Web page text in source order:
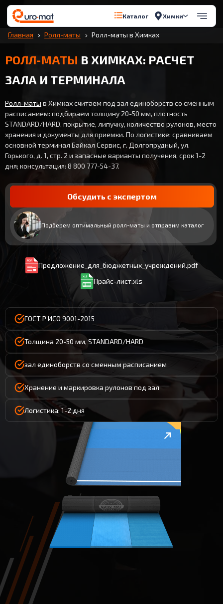
Каталог Химки
Главная Ролл-маты Ролл-маты в Химках
РОЛЛ-МАТЫ В ХИМКАХ: РАСЧЕТ
ЗАЛА И ТЕРМИНАЛА
Ролл-маты в Химках считаем под зал единоборств со сменным
расписанием: подбираем толщину 20-50 мм, плотность
STANDARD/HARD, покрытие, липучку, количество рулонов, место
хранения и документы для приемки. По логистике: сравниваем
основной терминал Байкал Сервис, г. Долгопрудный, ул.
Горького, д. 1, стр. 2 и запасные варианты получения, срок 1-2
дня; консультация: 8 800 777-54-37.
Обсудить с экспертом
Подберем оптимальный ролл-маты и отправим каталог
Предложение_для_бюджетных_учреждений.pdf
Прайс-лист.xls
ГОСТ Р ИСО 9001-2015
Толщина 20-50 мм, STANDARD/HARD
зал единоборств со сменным расписанием
Хранение и маркировка рулонов под зал
Логистика: 1-2 дня